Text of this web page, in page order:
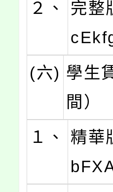
２、
完整
(六) 學生
間）
１、
精華